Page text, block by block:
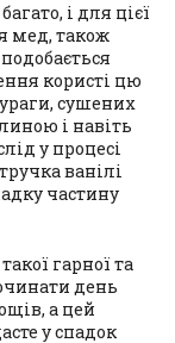
і для цієї
мед, також
користі цю
сушених
і навіть
у процесі
ванілі
частину
гарної та
день
а цей
у спадок